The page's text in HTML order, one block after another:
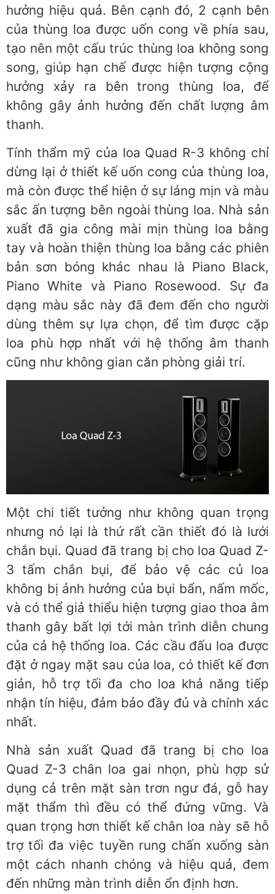
hưởng hiệu quả. Bên cạnh đó, 2 cạnh bên
của thùng loa được uốn cong về phía sau,
tạo nên một cấu trúc thùng loa không song
song, giúp hạn chế được hiện tượng cộng
hưởng xảy ra bên trong thùng loa, để
không gây ảnh hưởng đến chất lượng âm
thanh.
Tính thẩm mỹ của loa Quad R-3 không chỉ
dừng lại ở thiết kế uốn cong của thùng loa,
mà còn được thể hiện ở sự láng mịn và màu
sắc ấn tượng bên ngoài thùng loa. Nhà sản
xuất đã gia công mài mịn thùng loa bằng
tay và hoàn thiện thùng loa bằng các phiên
bản sơn bóng khác nhau là Piano Black,
Piano White và Piano Rosewood. Sự đa
dạng màu sắc này đã đem đến cho người
dùng thêm sự lựa chọn, để tìm được cặp
loa phù hợp nhất với hệ thống âm thanh
cũng như không gian căn phòng giải trí.
Một chi tiết tưởng như không quan trọng
nhưng nó lại là thứ rất cần thiết đó là lưới
chắn bụi. Quad đã trang bị cho loa Quad Z-
3 tấm chắn bụi, để bảo vệ các củ loa
không bị ảnh hưởng của bụi bẩn, nấm mốc,
và có thể giả thiểu hiện tượng giao thoa âm
thanh gây bất lợi tới màn trình diễn chung
của cả hệ thống loa. Các cầu đấu loa được
đặt ở ngay mặt sau của loa, có thiết kế đơn
giản, hỗ trợ tối đa cho loa khả năng tiếp
nhận tín hiệu, đảm bảo đầy đủ và chính xác
nhất.
Nhà sản xuất Quad đã trang bị cho loa
Quad Z-3 chân loa gai nhọn, phù hợp sử
dụng cả trên mặt sàn trơn ngư đá, gỗ hay
mặt thẩm thì đều có thể đứng vững. Và
quan trọng hơn thiết kế chân loa này sẽ hỗ
trợ tối đa việc tuyền rung chấn xuống sàn
một cách nhanh chóng và hiệu quả, đem
đến những màn trình diễn ổn định hơn.